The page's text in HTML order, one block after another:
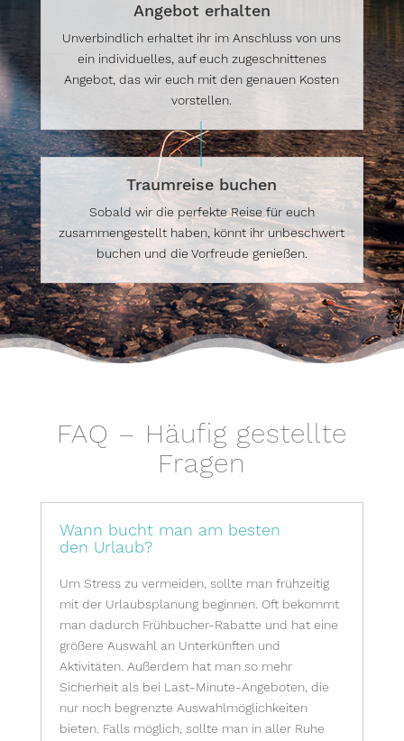
Angebot erhalten
Unverbindlich erhaltet ihr im Anschluss von uns
ein individuelles, auf euch zugeschnittenes
Angebot, das wir euch mit den genauen Kosten
vorstellen.
Traumreise buchen
Sobald wir die perfekte Reise für euch
zusammengestellt haben, könnt ihr unbeschwert
buchen und die Vorfreude genießen.
FAQ – Häufig gestellte
Fragen
Wann bucht man am besten
den Urlaub?
Um Stress zu vermeiden, sollte man frühzeitig
mit der Urlaubsplanung beginnen. Oft bekommt
man dadurch Frühbucher-Rabatte und hat eine
größere Auswahl an Unterkünften und
Aktivitäten. Außerdem hat man so mehr
Sicherheit als bei Last-Minute-Angeboten, die
nur noch begrenzte Auswahlmöglichkeiten
bieten. Falls möglich, sollte man in aller Ruhe